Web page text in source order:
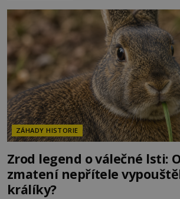
ztracených technologiích či
materiálech. Moderní metalurgie
skutečné vysvětlení je ješt
ZÁHADY HISTORIE
Zrod legend o válečné lsti:
zmatení nepřítele
králíky?